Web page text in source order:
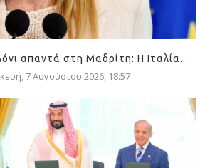
απαντά στη Μαδρίτη: Η Ιταλία...
7 Αυγούστου 2026, 18:57